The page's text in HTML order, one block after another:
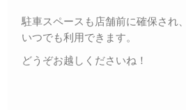
駐車スペースも店舗前に確保され
いつでも利用できます。
どうぞお越しくださいね！